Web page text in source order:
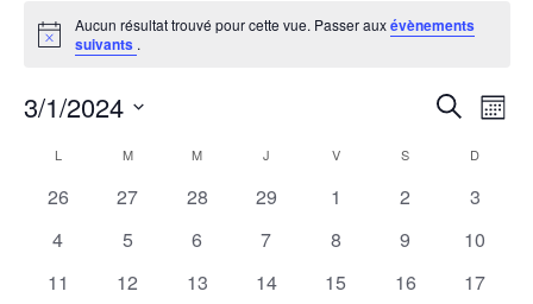
Notice
Aucun résultat trouvé pour cette vue. Passer auxévènements
suivants .
vues
Recherche
Mois
3/1/2024
date.
Calendrier
de
Évènements
L MMARDI M MERCREDI
J VVENDREDIS D
0
26
0
27
0
28
0
29
0
1
0
2
0
3
0
4
0
5
0
6
0
7
0
8
0
9
0
10
0
11
0
12
0
13
0
14
0
15
0
16
0
17